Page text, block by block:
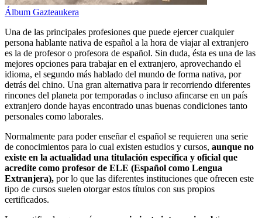
Álbum Gazteaukera
Una de las principales profesiones que puede ejercer cualquier
persona hablante nativa de español a la hora de viajar al extranjero
es la de profesor o profesora de español. Sin duda, ésta es una de las
mejores opciones para trabajar en el extranjero, aprovechando el
idioma, el segundo más hablado del mundo de forma nativa, por
detrás del chino. Una gran alternativa para ir recorriendo diferentes
rincones del planeta por temporadas o incluso afincarse en un país
extranjero donde hayas encontrado unas buenas condiciones tanto
personales como laborales.
Normalmente para poder enseñar el español se requieren una serie
de conocimientos para lo cual existen estudios y cursos, aunque no
existe en la actualidad una titulación específica y oficial que
acredite como profesor de ELE (Español como Lengua
Extranjera), por lo que las diferentes instituciones que ofrecen este
tipo de cursos suelen otorgar estos títulos con sus propios
certificados.